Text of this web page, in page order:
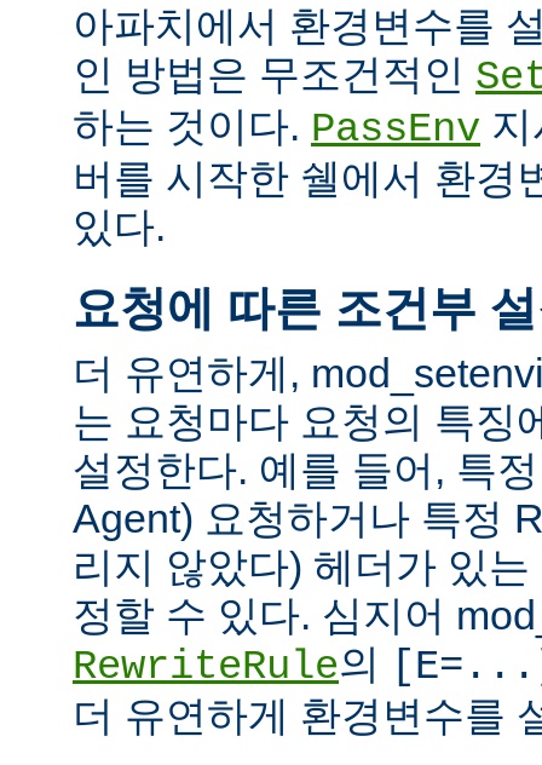
아파치에서 환경변수를
인 방법은 무조건적인
하는 것이다. PassEnv
버를 시작한 쉘에서 환경
있다.
요청에 따른 조건부
더 유연하게,
는 요청마다 요청의 특징
설정한다. 예를 들어, 특
Agent) 요청하거나 특정
리지 않았다) 헤더가 있
정할 수 있다. 심지어
RewriteRule의
더 유연하게 환경변수를